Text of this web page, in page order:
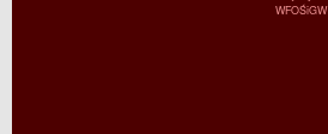
WFOŚiGW